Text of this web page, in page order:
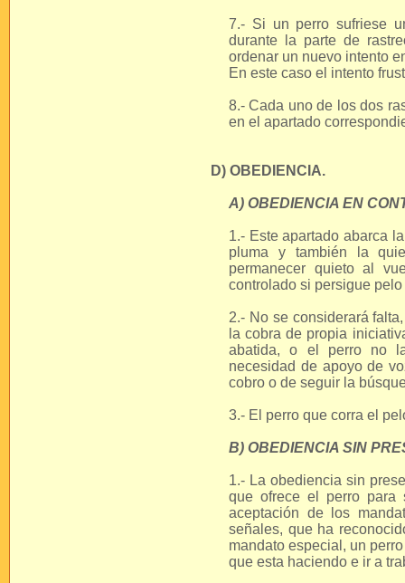
7.- Si un perro sufriese
durante la parte de
ordenar un nuevo intento
En este caso el intento
8.- Cada uno de los dos
en el apartado
D) OBEDIENCIA.
A) OBEDIENCIA EN
1.- Este apartado abarca
pluma y también la
permanecer quieto al
controlado si persigue
2.- No se considerará
la cobra de propia
abatida, o el perro no
necesidad de apoyo de
cobro o de seguir la
3.- El perro que corra el
B) OBEDIENCIA SIN
1.- La obediencia sin
que ofrece el perro para
aceptación de los
señales, que ha
mandato especial, un
que esta haciendo e ir a